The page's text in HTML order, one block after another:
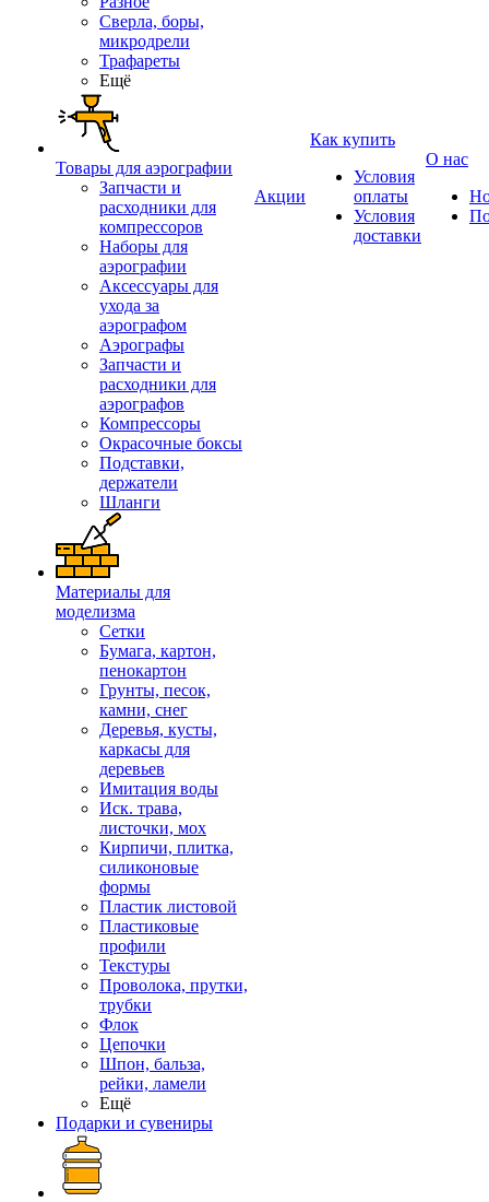
Сверла, боры,
микродрели
Трафареты
Ещё
Товары для аэрографии
Запчасти и
расходники для
компрессоров
Наборы для
аэрографии
Аксессуары для
ухода за
аэрографом
Аэрографы
Запчасти и
расходники для
аэрографов
Компрессоры
Окрасочные боксы
Подставки,
держатели
Шланги
Материалы для
моделизма
Сетки
Бумага, картон,
пенокартон
Грунты, песок,
камни, снег
Деревья, кусты,
каркасы для
деревьев
Имитация воды
Иск. трава,
листочки, мох
Кирпичи, плитка,
силиконовые
формы
Пластик листовой
Пластиковые
профили
Текстуры
Проволока, прутки,
трубки
Флок
Цепочки
Шпон, бальза,
рейки, ламели
Ещё
Подарки и сувениры
Акции
Как купить
Условия
оплаты
Условия
доставки
О нас